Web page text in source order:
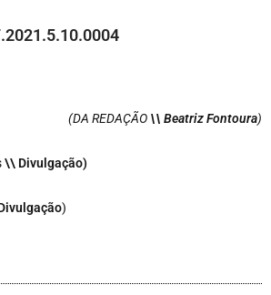
(DA REDAÇÃO \\ Beatriz Fontoura)
\\ Divulgação)
)